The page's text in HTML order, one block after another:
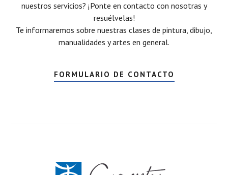
nuestros servicios? ¡Ponte en contacto con nosotras y
resuélvelas!
Te informaremos sobre nuestras clases de pintura, dibujo,
manualidades y artes en general.
FORMULARIO DE CONTACTO